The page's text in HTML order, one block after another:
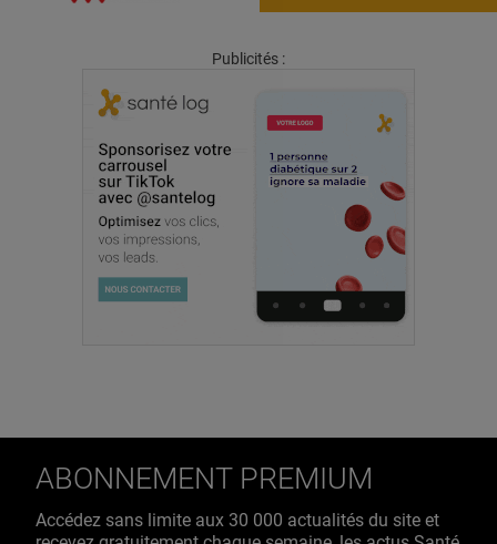
Publicités :
ABONNEMENT PREMIUM
Accédez sans limite aux 30 000 actualités du site et